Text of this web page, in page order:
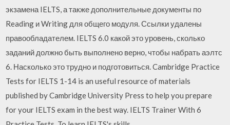
экзамена IELTS, а также дополнительные документы по
Reading и Writing для общего модуля. Ссылки удалены
правообладателем. IELTS 6.0 какой это уровень, сколько
заданий должно быть выполнено верно, чтобы набрать аэлтс
6. Насколько это трудно и подготовиться. Cambridge Practice
Tests for IELTS 1-14 is an useful resource of materials
published by Cambridge University Press to help you prepare
for your IELTS exam in the best way. IELTS Trainer With 6